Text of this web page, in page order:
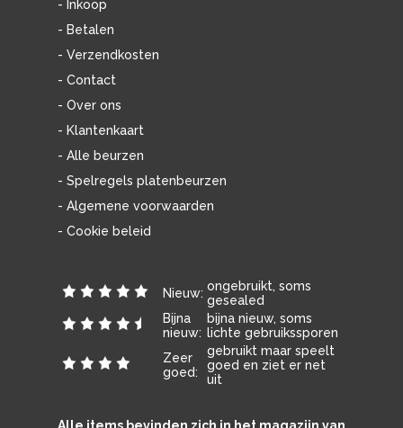
- Inkoop
- Betalen
- Verzendkosten
- Contact
- Over ons
- Klantenkaart
- Alle beurzen
- Spelregels platenbeurzen
- Algemene voorwaarden
- Cookie beleid
Nieuw: ongebruikt, soms
gesealed
Bijna
nieuw:
bijna nieuw, soms
lichte gebruikssporen
Zeer
goed:
gebruikt maar speelt
goed en ziet er net
uit